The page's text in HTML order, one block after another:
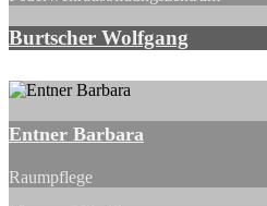
Burtscher Wolfgang
Entner Barbara
Raumpflege